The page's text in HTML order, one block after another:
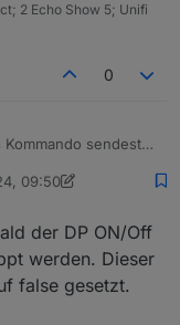
2 Echo Show 5; Unifi
0
sendest
ich auch über
ich nicht versuche
Fehlermeldung.
09:50
der DP ON/Off
werden. Dieser
false gesetzt.